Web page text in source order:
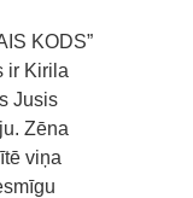
KODS”
ir Kirila
Jusis
Zēna
viņa